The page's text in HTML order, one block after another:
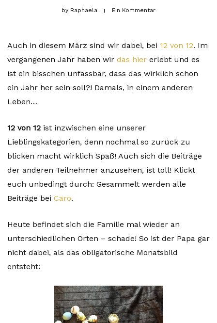
by Raphaela Ein Kommentar
Auch in diesem März sind wir dabei, bei 12 von 12. Im
vergangenen Jahr haben wir das hier erlebt und es
ist ein bisschen unfassbar, dass das wirklich schon
ein Jahr her sein soll?! Damals, in einem anderen
Leben…
12 von 12 ist inzwischen eine unserer
Lieblingskategorien, denn nochmal so zurück zu
blicken macht wirklich Spaß! Auch sich die Beiträge
der anderen Teilnehmer anzusehen, ist toll! Klickt
euch unbedingt durch: Gesammelt werden alle
Beiträge bei Caro.
Heute befindet sich die Familie mal wieder an
unterschiedlichen Orten – schade! So ist der Papa gar
nicht dabei, als das obligatorische Monatsbild
entsteht: